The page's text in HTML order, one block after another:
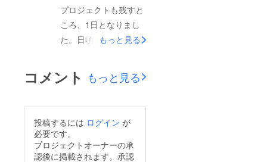
すので、最後までどう
ぞ宜しくお願い申し上
げます！！
プロジェクトも残すと
ころ、1日となりまし
た。日頃よりの感謝を
画】をご用意させてい
ただきました！こちら
天然エメラルドルース
を追加で1個ご提供さ
せていただきます！！
もっと見る
コメント もっと見る
投稿するには ログイン が
必要です。
プロジェクトオーナーの承
認後に掲載されます。承認